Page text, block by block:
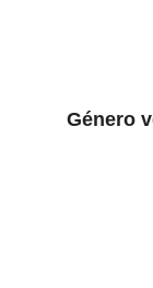
Género